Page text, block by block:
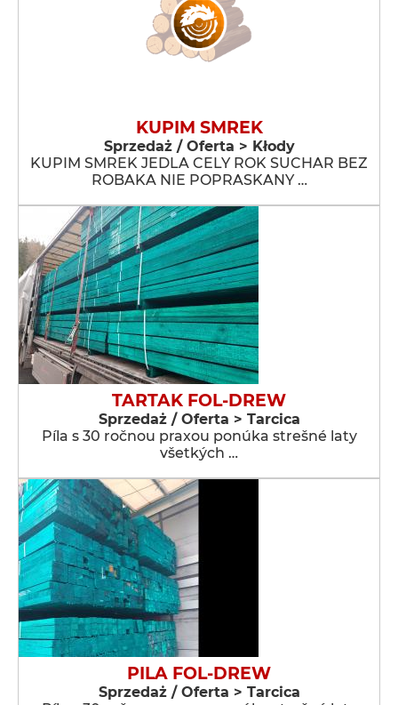
KUPIM SMREK
Sprzedaż / Oferta > Kłody
KUPIM SMREK JEDLA CELY ROK SUCHAR BEZ
ROBAKA NIE POPRASKANY …
TARTAK FOL-DREW
Sprzedaż / Oferta > Tarcica
Píla s 30 ročnou praxou ponúka strešné laty
všetkých …
PILA FOL-DREW
Sprzedaż / Oferta > Tarcica